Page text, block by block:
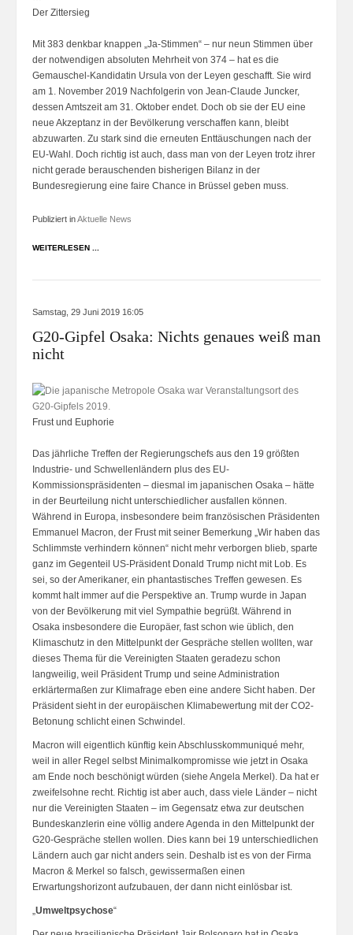
Der Zittersieg
Mit 383 denkbar knappen „Ja-Stimmen“ – nur neun Stimmen über
der notwendigen absoluten Mehrheit von 374 – hat es die
Gemauschel-Kandidatin Ursula von der Leyen geschafft. Sie wird
am 1. November 2019 Nachfolgerin von Jean-Claude Juncker,
dessen Amtszeit am 31. Oktober endet. Doch ob sie der EU eine
neue Akzeptanz in der Bevölkerung verschaffen kann, bleibt
abzuwarten. Zu stark sind die erneuten Enttäuschungen nach der
EU-Wahl. Doch richtig ist auch, dass man von der Leyen trotz ihrer
nicht gerade berauschenden bisherigen Bilanz in der
Bundesregierung eine faire Chance in Brüssel geben muss.
Publiziert inAktuelle News
WEITERLESEN ...
Samstag, 29 Juni 2019 16:05
G20-Gipfel Osaka: Nichts genaues weiß man
nicht
Frust und Euphorie
Das jährliche Treffen der Regierungschefs aus den 19 größten
Industrie- und Schwellenländern plus des EU-
Kommissionspräsidenten – diesmal im japanischen Osaka – hätte
in der Beurteilung nicht unterschiedlicher ausfallen können.
Während in Europa, insbesondere beim französischen Präsidenten
Emmanuel Macron, der Frust mit seiner Bemerkung „Wir haben das
Schlimmste verhindern können“ nicht mehr verborgen blieb, sparte
ganz im Gegenteil US-Präsident Donald Trump nicht mit Lob. Es
sei, so der Amerikaner, ein phantastisches Treffen gewesen. Es
kommt halt immer auf die Perspektive an. Trump wurde in Japan
von der Bevölkerung mit viel Sympathie begrüßt. Während in
Osaka insbesondere die Europäer, fast schon wie üblich, den
Klimaschutz in den Mittelpunkt der Gespräche stellen wollten, war
dieses Thema für die Vereinigten Staaten geradezu schon
langweilig, weil Präsident Trump und seine Administration
erklärtermaßen zur Klimafrage eben eine andere Sicht haben. Der
Präsident sieht in der europäischen Klimabewertung mit der CO2-
Betonung schlicht einen Schwindel.
Macron will eigentlich künftig kein Abschlusskommuniqué mehr,
weil in aller Regel selbst Minimalkompromisse wie jetzt in Osaka
am Ende noch beschönigt würden (siehe Angela Merkel). Da hat er
zweifelsohne recht. Richtig ist aber auch, dass viele Länder – nicht
nur die Vereinigten Staaten – im Gegensatz etwa zur deutschen
Bundeskanzlerin eine völlig andere Agenda in den Mittelpunkt der
G20-Gespräche stellen wollen. Dies kann bei 19 unterschiedlichen
Ländern auch gar nicht anders sein. Deshalb ist es von der Firma
Macron & Merkel so falsch, gewissermaßen einen
Erwartungshorizont aufzubauen, der dann nicht einlösbar ist.
„Umweltpsychose“